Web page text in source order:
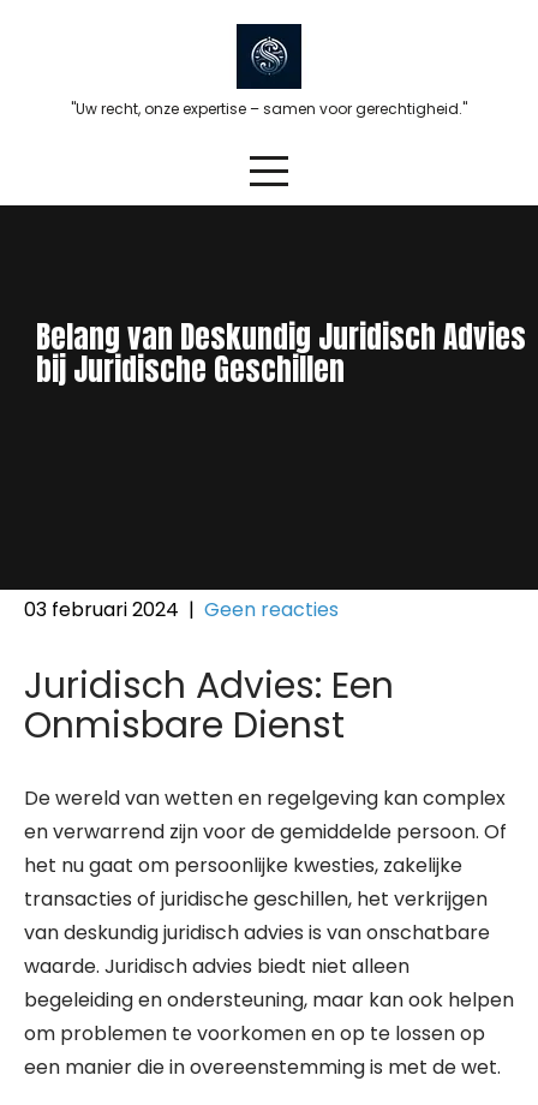
"Uw recht, onze expertise – samen voor gerechtigheid."
Belang van Deskundig Juridisch Advies
bij Juridische Geschillen
03 februari 2024 | Geen reacties
Juridisch Advies: Een
Onmisbare Dienst
De wereld van wetten en regelgeving kan complex
en verwarrend zijn voor de gemiddelde persoon. Of
het nu gaat om persoonlijke kwesties, zakelijke
transacties of juridische geschillen, het verkrijgen
van deskundig juridisch advies is van onschatbare
waarde. Juridisch advies biedt niet alleen
begeleiding en ondersteuning, maar kan ook helpen
om problemen te voorkomen en op te lossen op
een manier die in overeenstemming is met de wet.